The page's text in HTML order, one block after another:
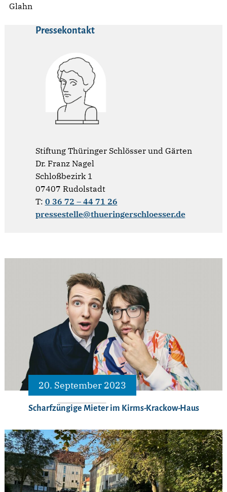
Glahn
Pressekontakt
Stiftung Thüringer Schlösser und Gärten
Dr. Franz Nagel
Schloßbezirk 1
07407 Rudolstadt
T: 0 36 72 – 44 71 26
pressestelle@thueringerschloesser.de
20. September 2023
Scharfzüngige Mieter im Kirms-Krackow-Haus